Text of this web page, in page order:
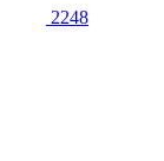
2248